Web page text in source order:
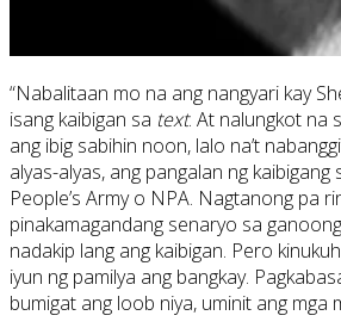
“Nabalitaan mo na ang nangyari kay
isang kaibigan sa text. At nalungkot na
ang ibig sabihin noon, lalo na’t
alyas-alyas, ang pangalan ng
People’s Army o NPA. Nagtanong pa
pinakamagandang senaryo sa
nadakip lang ang kaibigan. Pero
iyun ng pamilya ang bangkay.
bumigat ang loob niya, uminit ang mga